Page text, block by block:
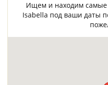
Ищем и находим
Isabella под ваши даты